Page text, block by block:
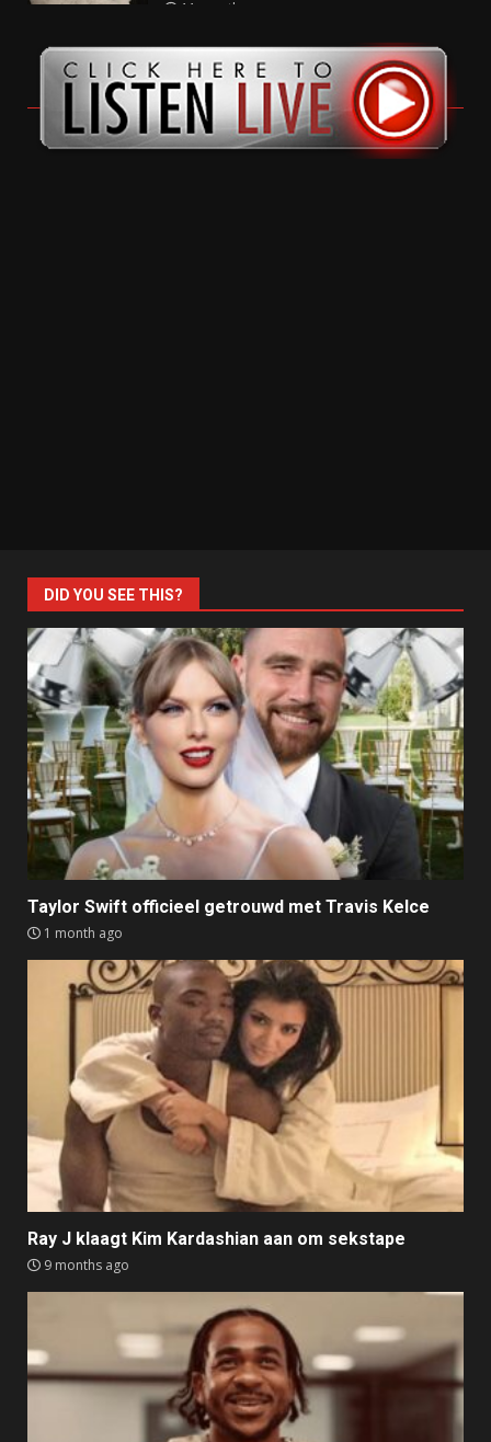
11 months ago
DID YOU SEE THIS?
Taylor Swift officieel getrouwd met Travis Kelce
1 month ago
Ray J klaagt Kim Kardashian aan om sekstape
9 months ago